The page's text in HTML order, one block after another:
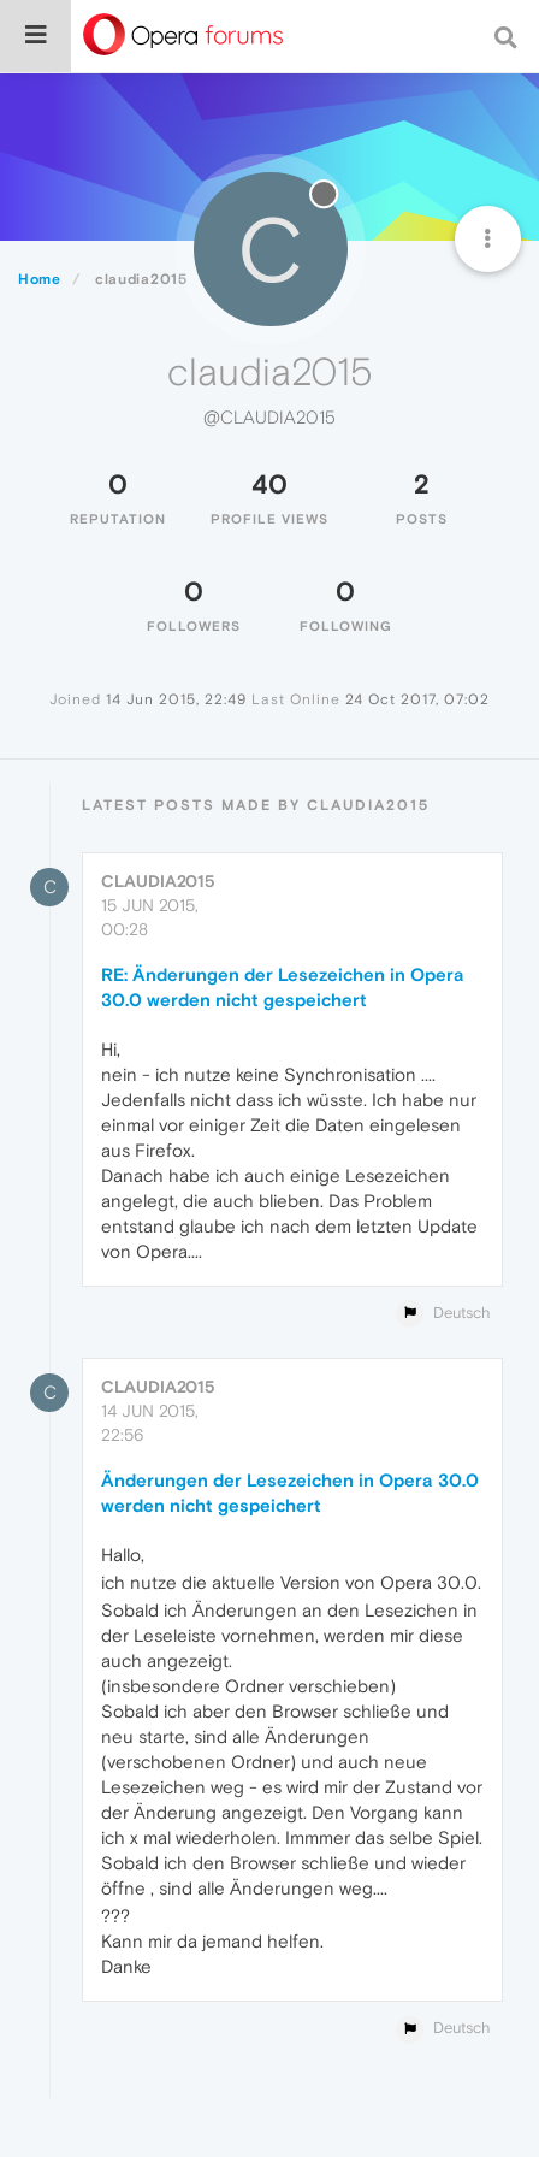
Home claudia2015 C
claudia2015
@CLAUDIA2015
0
REPUTATION
40
PROFILE VIEWS
2
POSTS
0
FOLLOWERS
0
FOLLOWING
Joined 14 Jun 2015, 22:49 Last Online 24 Oct 2017, 07:02
LATEST POSTS MADE BY CLAUDIA2015
C
CLAUDIA2015
15 JUN 2015,
00:28
RE: Änderungen der Lesezeichen in Opera
30.0 werden nicht gespeichert
Hi,
nein - ich nutze keine Synchronisation ....
Jedenfalls nicht dass ich wüsste. Ich habe nur
einmal vor einiger Zeit die Daten eingelesen
aus Firefox.
Danach habe ich auch einige Lesezeichen
angelegt, die auch blieben. Das Problem
entstand glaube ich nach dem letzten Update
von Opera....
Deutsch
C
CLAUDIA2015
14 JUN 2015,
22:56
Änderungen der Lesezeichen in Opera 30.0
werden nicht gespeichert
Hallo,
ich nutze die aktuelle Version von Opera 30.0.
Sobald ich Änderungen an den Lesezichen in
der Leseleiste vornehmen, werden mir diese
auch angezeigt.
(insbesondere Ordner verschieben)
Sobald ich aber den Browser schließe und
neu starte, sind alle Änderungen
(verschobenen Ordner) und auch neue
Lesezeichen weg - es wird mir der Zustand vor
der Änderung angezeigt. Den Vorgang kann
ich x mal wiederholen. Immmer das selbe Spiel.
Sobald ich den Browser schließe und wieder
öffne , sind alle Änderungen weg....
???
Kann mir da jemand helfen.
Danke
Deutsch